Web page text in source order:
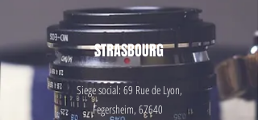
STRASBOURG
Siege social: 69 Rue deLyon,
Fegersheim, 67640